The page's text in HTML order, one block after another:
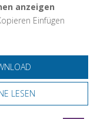
anzeigen
Einfügen
LESEN